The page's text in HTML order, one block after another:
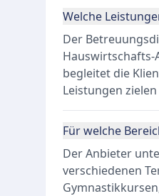
Welche
Der
begleitet die
Leistungen
Für welche
Der Anbieter
verschiedenen